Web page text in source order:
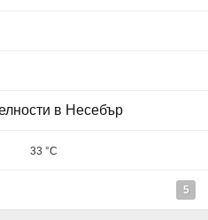
в Несебър
33 °C
5